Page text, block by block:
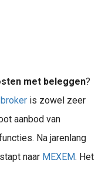
met beleggen?
broker is zowel zeer
aanbod van
Na jarenlang
naar MEXEM. Het